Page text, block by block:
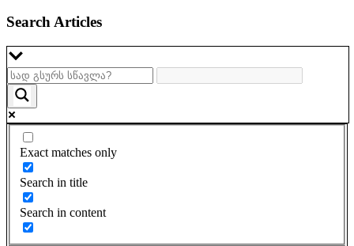
Search Articles
Exact matches only
Search in title
Search in content